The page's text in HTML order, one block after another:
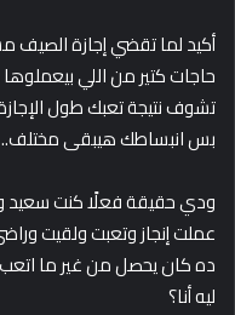
أكيد لما تقضي إجازة
حاجات كتير من اللي
تشوف نتيجة تعبك طول
بس انبساطك هيبقى مختلف..
ودي حقيقة فعلًا كنت سعيد
عملت إنجاز وتعبت ولقيت
ده كان يحصل من غير ما
ليه أنا؟